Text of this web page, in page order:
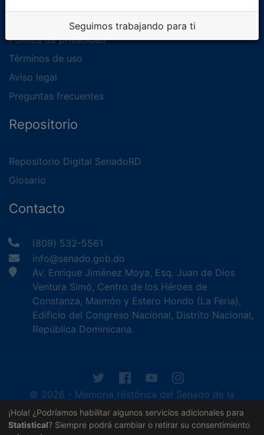
Política de privacidad
Términos de uso
Aviso legal
Preguntas frecuentes
Repositorio
Repositorio Digital SenadoRD
Glosario
Contacto
(809) 532-5561
info@senado.gob.do
Av. Enrique Jiménez Moya, Esq. Juan de Dios
Ventura Simó, Centro de los Héroes de
Constanza, Maimón y Estero Hondo (La Feria),
Edificio del Congreso Nacional, Distrito Nacional,
República Dominicana.
© 2026 - Memoria Histórica del Senado de la
República Dominicana. Todos los derechos
reservados.
Seguimos trabajando para ti
¡Hola! ¿Podríamos habilitar algunos servicios adicionales para
Statistical? Siempre podrá cambiar o retirar su consentimiento